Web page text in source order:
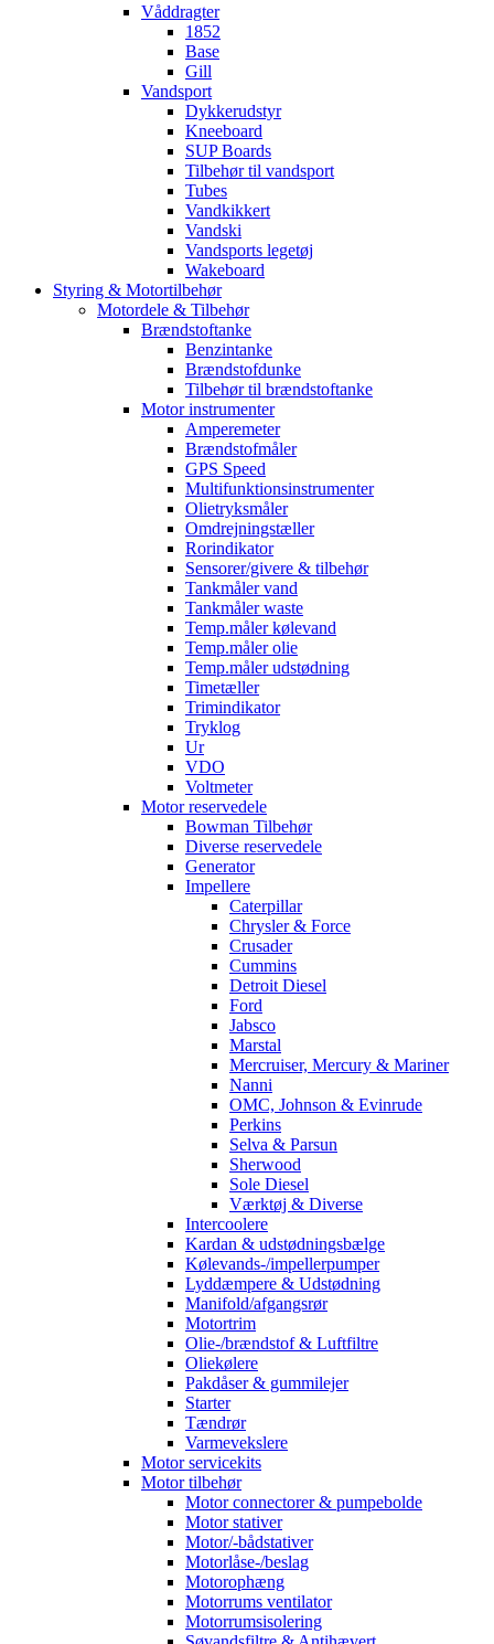
Våddragter
1852
Base
Gill
Vandsport
Dykkerudstyr
Kneeboard
SUP Boards
Tilbehør til vandsport
Tubes
Vandkikkert
Vandski
Vandsports legetøj
Wakeboard
Styring & Motortilbehør
Motordele & Tilbehør
Brændstoftanke
Benzintanke
Brændstofdunke
Tilbehør til brændstoftanke
Motor instrumenter
Amperemeter
Brændstofmåler
GPS Speed
Multifunktionsinstrumenter
Olietryksmåler
Omdrejningstæller
Rorindikator
Sensorer/givere & tilbehør
Tankmåler vand
Tankmåler waste
Temp.måler kølevand
Temp.måler olie
Temp.måler udstødning
Timetæller
Trimindikator
Tryklog
Ur
VDO
Voltmeter
Motor reservedele
Bowman Tilbehør
Diverse reservedele
Generator
Impellere
Caterpillar
Chrysler & Force
Crusader
Cummins
Detroit Diesel
Ford
Jabsco
Marstal
Mercruiser, Mercury & Mariner
Nanni
OMC, Johnson & Evinrude
Perkins
Selva & Parsun
Sherwood
Sole Diesel
Værktøj & Diverse
Intercoolere
Kardan & udstødningsbælge
Kølevands-/impellerpumper
Lyddæmpere & Udstødning
Manifold/afgangsrør
Motortrim
Olie-/brændstof & Luftfiltre
Oliekølere
Pakdåser & gummilejer
Starter
Tændrør
Varmevekslere
Motor servicekits
Motor tilbehør
Motor connectorer & pumpebolde
Motor stativer
Motor/-bådstativer
Motorlåse-/beslag
Motorophæng
Motorrums ventilator
Motorrumsisolering